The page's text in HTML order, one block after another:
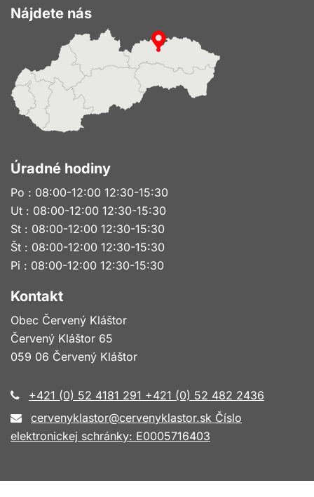
Nájdete nás
Úradné hodiny
Po : 08:00-12:00 12:30-15:30
Ut : 08:00-12:00 12:30-15:30
St : 08:00-12:00 12:30-15:30
Št : 08:00-12:00 12:30-15:30
Pi : 08:00-12:00 12:30-15:30
Kontakt
Obec Červený Kláštor
Červený Kláštor 65
059 06 Červený Kláštor
+421 (0) 52 4181 291 +421 (0) 52 482 2436
cervenyklastor@cervenyklastor.sk Číslo
elektronickej schránky: E0005716403